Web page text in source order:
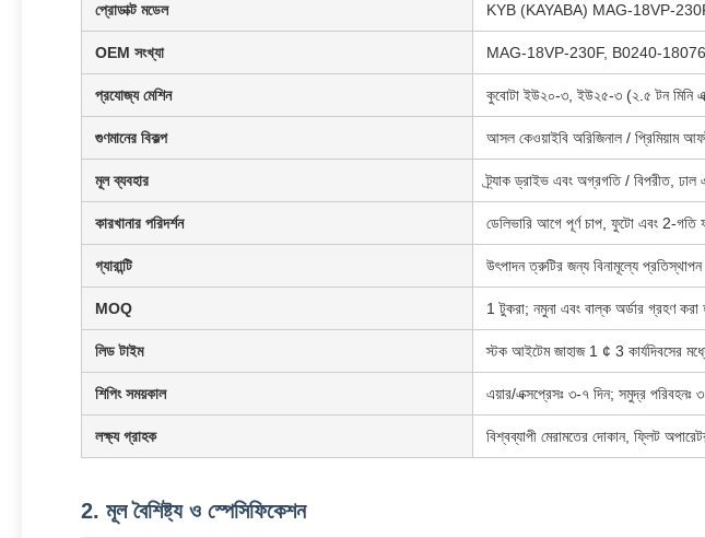
প্রোডাক্ট মডেল KYB (KAYABA) MAG-18VP-230F
OEM সংখ্যা MAG-18VP-230F, B0240-
প্রযোজ্য মেশিন কুবোটা ইউ২০-৩, ইউ২৫-৩ (২.৫ টন মিনি
গুণমানের বিকল্প আসল কেওয়াইবি অরিজিনাল / প্রিমিয়াম
মূল ব্যবহার ট্র্যাক ড্রাইভ এবং অগ্রগতি / বিপরীত,
কারখানার পরিদর্শন ডেলিভারি আগে পূর্ণ চাপ, ফুটো এবং 2-গতি
গ্যারান্টি উৎপাদন ত্রুটির জন্য বিনামূল্যে প্রতিস্থাপন
MOQ 1 টুকরা; নমুনা এবং বাল্ক অর্ডার গ্রহণ করা
লিড টাইম স্টক আইটেম জাহাজ 1 ¢ 3 কার্যদিবসের
শিপিং সময়কাল এয়ার/এক্সপ্রেসঃ ৩-৭ দিন; সমুদ্র পরিবহনঃ
লক্ষ্য গ্রাহক বিশ্বব্যাপী মেরামতের দোকান, ফ্লিট
2. মূল বৈশিষ্ট্য ও স্পেসিফিকেশন